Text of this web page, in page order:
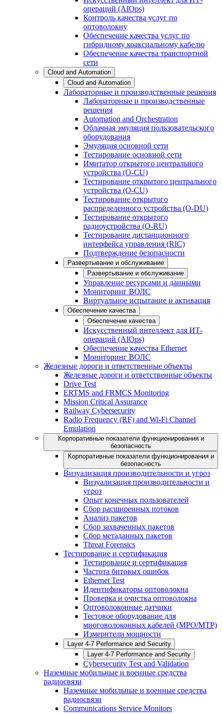
операций (AIOps)
Контроль качества услуг по
оптоволокну
Обеспечение качества услуг по
гибридному коаксиальному кабелю
Обеспечение качества транспортной
сети
Cloud and Automation
Cloud and Automation
Лабораторные и производственные решения
Лабораторные и производственные
решения
Automation and Orchestration
Облачная эмуляция пользовательского
оборудования
Эмуляция основной сети
Тестирование основной сети
Имитатор открытого центрального
устройства (O-CU)
Тестирование открытого центрального
устройства (O-CU)
Тестирование открытого
распределенного устройства (O-DU)
Тестирование открытого
радиоустройства (O-RU)
Тестирование дистанционного
интерфейса управления (RIC)
Подтверждение безопасности
Развертывание и обслуживание
Развертывание и обслуживание
Управление ресурсами и данными
Мониторинг ВОЛС
Виртуальное испытание и активация
Обеспечение качества
Обеспечение качества
Искусственный интеллект для ИТ-
операций (AIOps)
Обеспечение качества Ethernet
Мониторинг ВОЛС
Железные дороги и ответственные объекты
Железные дороги и ответственные объекты
Drive Test
ERTMS and FRMCS Monitoring
Mission Critical Assurance
Railway Cybersecurity
Radio Frequency (RF) and Wi-Fi Channel
Emulation
Корпоративные показатели функционирования и
безопасность
Корпоративные показатели функционирования и
безопасность
Визуализация производительности и угроз
Визуализация производительности и
угроз
Опыт конечных пользователей
Сбор расширенных потоков
Анализ пакетов
Сбор захваченных пакетов
Сбор метаданных пакетов
Threat Forensics
Тестирование и сертификация
Тестирование и сертификация
Частота битовых ошибок
Ethernet Test
Идентификаторы оптоволокна
Проверка и очистка оптоволокна
Оптоволоконные датчики
Тестовое оборудование для
многоволоконных кабелей (MPO/MTP)
Измерители мощности
Layer 4-7 Performance and Security
Layer 4-7 Performance and Security
Cybersecurity Test and Validation
Наземные мобильные и военные средства
радиосвязи
Наземные мобильные и военные средства
радиосвязи
Communications Service Monitors